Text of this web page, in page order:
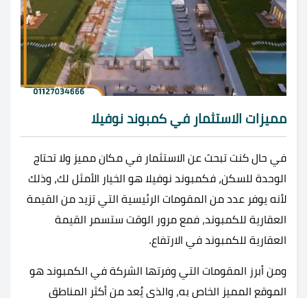
مميزات الاستثمار في كمبوند نوفيلا
في حال كنت تبحث عن الاستثمار في مكان مميز ولا تحتاج
الوحدة للسكن، فكمبوند نوفيلا هو الخيار الأمثل لك، وذلك
لأنه يوفر عدد من المقومات الرئيسية التي تزيد من القيمة
العقارية للكمبوند، فمع مرور الوقت ستسمر القيمة
العقارية للكمبوند في الارتفاع.
ومن أبرز المقومات التي وفرتها الشركة في الكمبوند هو
الموقع المميز الخاص به، والذي يُعد من أكثر المناطق